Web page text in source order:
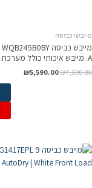
מייבשי כביסה
A. מייבש איכותי כולל מערכת ניקוי עצמי
₪7,590.00
₪5,590.00